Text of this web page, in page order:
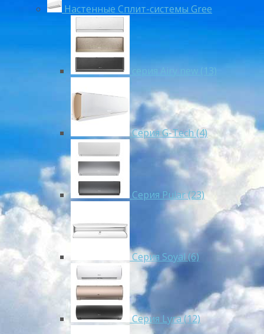
Настенные Сплит-системы Gree
серия Airy new (13)
Серия G-Tech (4)
Серия Pular (23)
Cерия Soyal (6)
Серия Lyra (12)